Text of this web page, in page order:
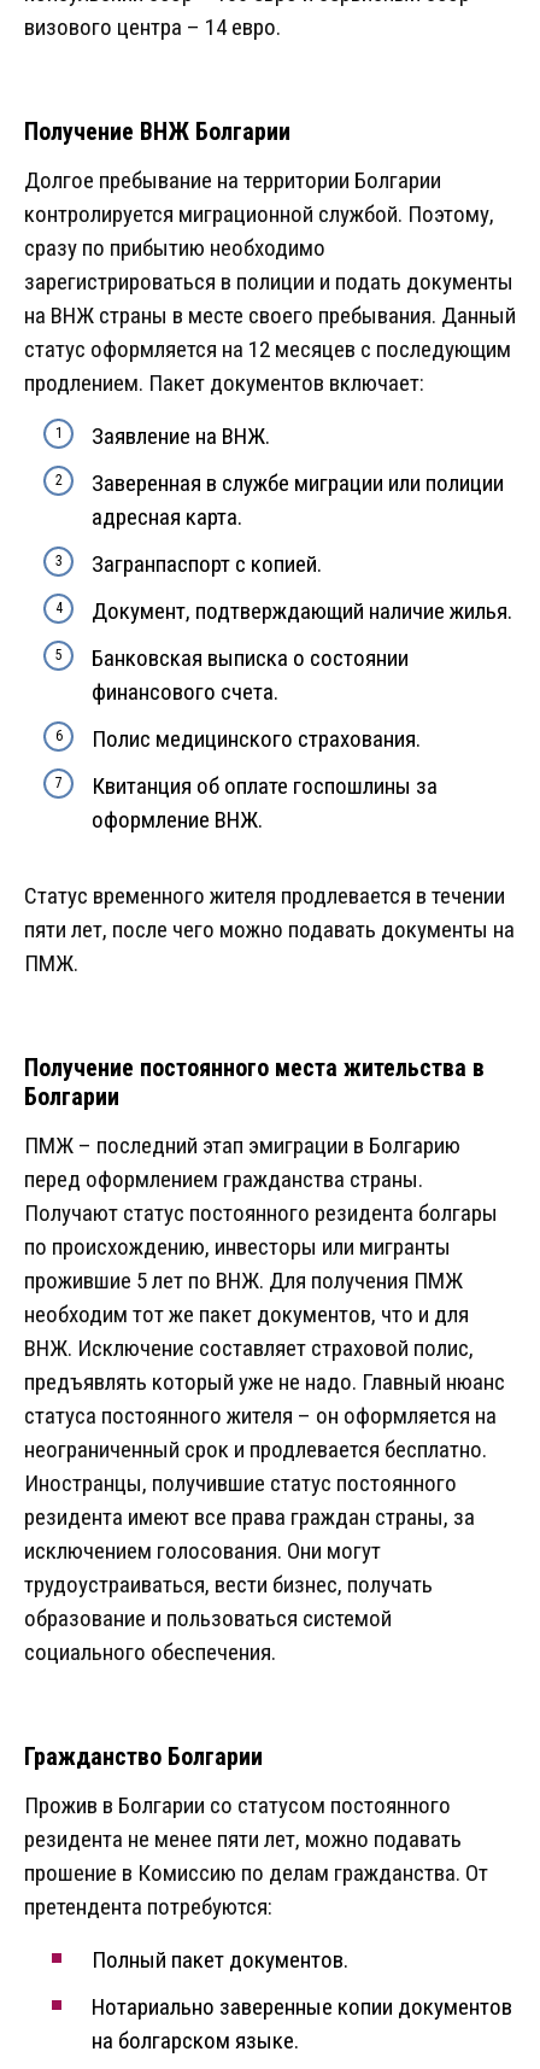
визового центра – 14 евро.
Получение ВНЖ Болгарии
Долгое пребывание на территории Болгарии
контролируется миграционной службой. Поэтому,
сразу по прибытию необходимо
зарегистрироваться в полиции и подать документы
на ВНЖ страны в месте своего пребывания. Данный
статус оформляется на 12 месяцев с последующим
продлением. Пакет документов включает:
Заявление на ВНЖ.
Заверенная в службе миграции или полиции
адресная карта.
Загранпаспорт с копией.
Документ, подтверждающий наличие жилья.
Банковская выписка о состоянии
финансового счета.
Полис медицинского страхования.
Квитанция об оплате госпошлины за
оформление ВНЖ.
Статус временного жителя продлевается в течении
пяти лет, после чего можно подавать документы на
ПМЖ.
Получение постоянного места жительства в
Болгарии
ПМЖ – последний этап эмиграции в Болгарию
перед оформлением гражданства страны.
Получают статус постоянного резидента болгары
по происхождению, инвесторы или мигранты
прожившие 5 лет по ВНЖ. Для получения ПМЖ
необходим тот же пакет документов, что и для
ВНЖ. Исключение составляет страховой полис,
предъявлять который уже не надо. Главный нюанс
статуса постоянного жителя – он оформляется на
неограниченный срок и продлевается бесплатно.
Иностранцы, получившие статус постоянного
резидента имеют все права граждан страны, за
исключением голосования. Они могут
трудоустраиваться, вести бизнес, получать
образование и пользоваться системой
социального обеспечения.
Гражданство Болгарии
Прожив в Болгарии со статусом постоянного
резидента не менее пяти лет, можно подавать
прошение в Комиссию по делам гражданства. От
претендента потребуются:
Полный пакет документов.
Нотариально заверенные копии документов
на болгарском языке.